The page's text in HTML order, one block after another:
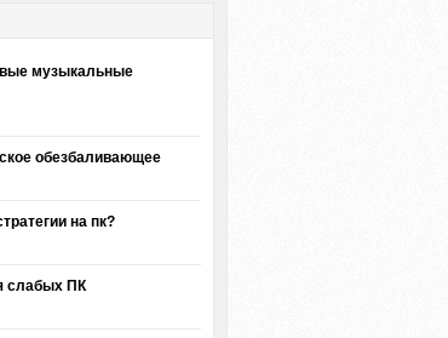
музыкальные
обезбаливающее
на пк?
слабых ПК